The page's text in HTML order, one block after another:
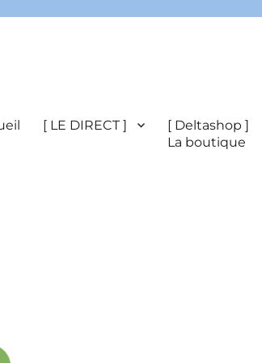
[ LE DIRECT ]
[ Deltashop ]
La boutique